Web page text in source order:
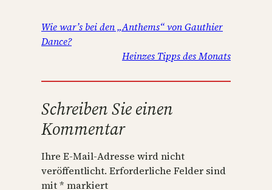
Wie war’s bei den „Anthems“ von Gauthier
Dance?
Heinzes Tipps des Monats
Schreiben Sie einen
Kommentar
Ihre E-Mail-Adresse wird nicht
veröffentlicht. Erforderliche Felder sind
mit* markiert